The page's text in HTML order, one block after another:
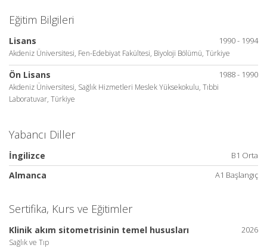
Eğitim Bilgileri
1990 - 1994
Lisans
Akdeniz Üniversitesi, Fen-Edebiyat Fakültesi, Biyoloji Bölümü, Türkiye
1988 - 1990
Ön Lisans
Akdeniz Üniversitesi, Sağlık Hizmetleri Meslek Yüksekokulu, Tıbbi
Laboratuvar, Türkiye
Yabancı Diller
B1 Orta
İngilizce
A1 Başlangıç
Almanca
Sertifika, Kurs ve Eğitimler
2026
Klinik akım sitometrisinin temel hususları
Sağlık ve Tıp